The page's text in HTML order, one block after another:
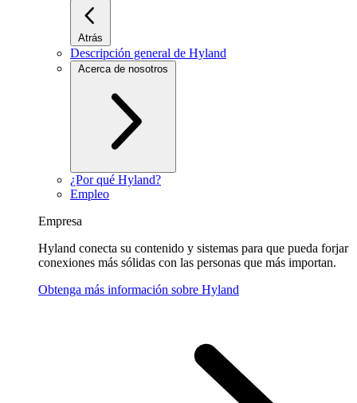
Atrás
Descripción general de Hyland
Acerca de nosotros
¿Por qué Hyland?
Empleo
Empresa
Hyland conecta su contenido y sistemas para que pueda forjar
conexiones más sólidas con las personas que más importan.
Obtenga más información sobre Hyland